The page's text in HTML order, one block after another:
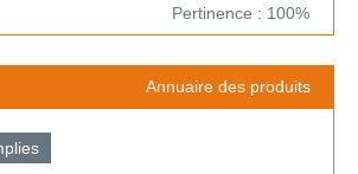
Pertinence : 100%
Annuaire des produits